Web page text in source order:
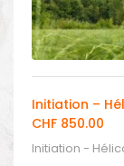
Initiation –
CHF 850.00
Initiation -